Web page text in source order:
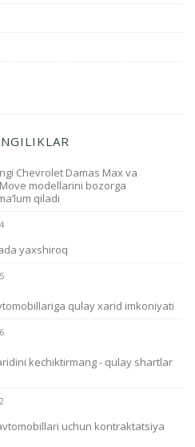
Chevrolet Damas Max va
modellarini bozorga
qiladi
yaxshiroq
qulay xarid imkoniyati
kechiktirmang - qulay shartlar
uchun kontraktatsiya